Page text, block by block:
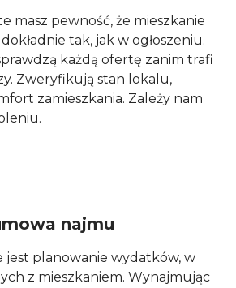
masz pewność, że mieszkanie
tak, jak w ogłoszeniu.
każdą ofertę zanim trafi
Zweryfikują stan lokalu,
zamieszkania. Zależy nam
najmu
jest planowanie wydatków, w
z mieszkaniem. Wynajmując